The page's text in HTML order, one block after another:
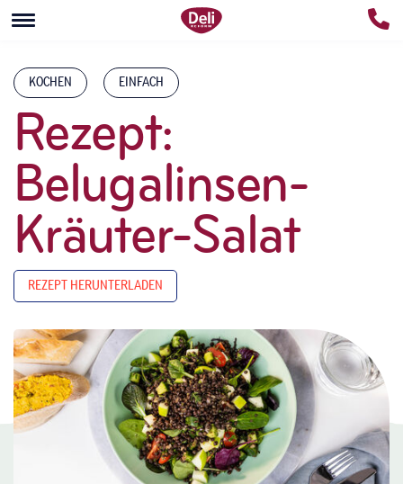
KOCHEN EINFACH
Rezept:
Belugalinsen-
Kräuter-Salat
REZEPT HERUNTERLADEN